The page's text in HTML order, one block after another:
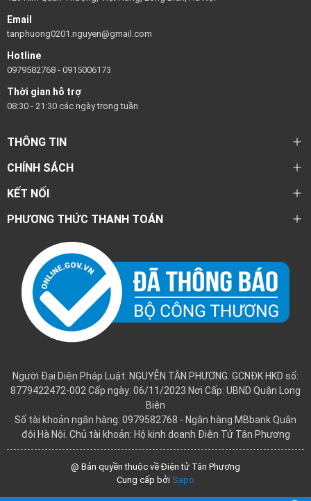
Email
tanphuong0201.nguyen@gmail.com
Hotline
0979582768 - 0915006173
Thời gian hỗ trợ
08:30 - 21:30 các ngày trong tuần
THÔNG TIN
CHÍNH SÁCH
KẾT NỐI
PHƯƠNG THỨC THANH TOÁN
Người Đại Diện Pháp Luật: NGUYỄN TÂN PHƯƠNG. GCNĐK HKD số:
8779422472-002 Cấp ngày: 06/11/2023 Nơi Cấp: UBND Quận Long
Biên
Số tài khoản ngân hàng: 0979582768 - Ngân hàng MBbank Quân
đội Hà Nội. Chủ tài khoản: Hộ kinh doanh Điện Tử Tân Phương
@ Bản quyền thuộc về Điện tử Tân Phương
Cung cấp bởi Sapo